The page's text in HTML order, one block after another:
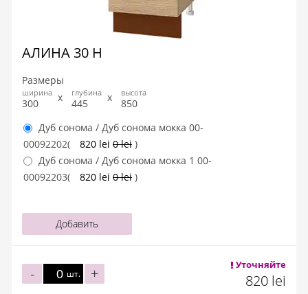
АЛИНА 30 Н
Размеры
ширина
300
глубина
445
высота
850
Дуб сонома / Дуб сонома мокка 00-
00092202( 820 lei 0 lei )
Дуб сонома / Дуб сонома мокка 1 00-
00092203( 820 lei 0 lei )
Добавить
шт. +
- Уточняйте
820 lei